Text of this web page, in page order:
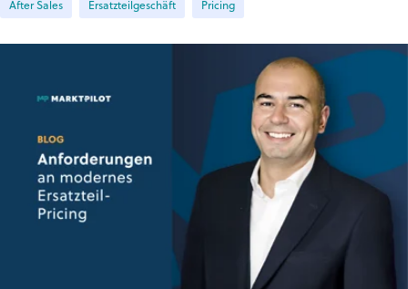
After Sales Ersatzteilgeschäft Pricing